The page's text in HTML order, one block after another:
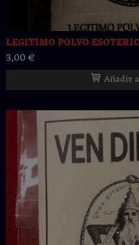
LEGITIMO POLVO
3,00 €
Añadir